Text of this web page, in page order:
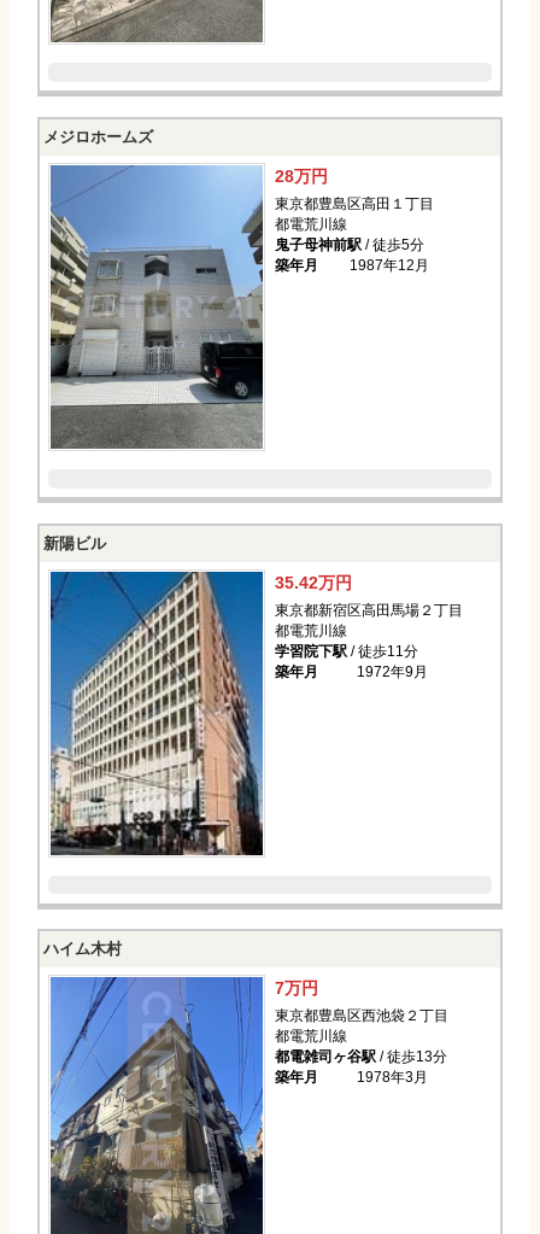
メジロホームズ
28万円
東京都豊島区高田１丁目
都電荒川線
鬼子母神前駅/ 徒歩5分
築年月
1987年12月
新陽ビル
35.42万円
東京都新宿区高田馬場２丁目
都電荒川線
学習院下駅/ 徒歩11分
築年月
1972年9月
ハイム木村
7万円
東京都豊島区西池袋２丁目
都電荒川線
都電雑司ヶ谷駅/ 徒歩13分
築年月
1978年3月